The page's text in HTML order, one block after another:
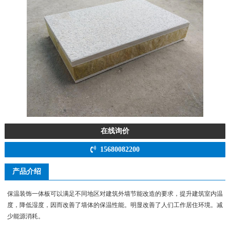
在线询价
15680082200
产品介绍
保温装饰一体板可以满足不同地区对建筑外墙节能改造的要求，提升建筑室内温
度，降低湿度，因而改善了墙体的保温性能。明显改善了人们工作居住环境。减
少能源消耗。